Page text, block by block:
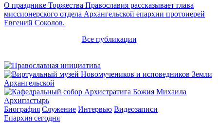
О празднике Торжества Православия рассказывает глава
миссионерского отдела Архангельской епархии протоиерей
Евгений Соколов.
Все публикации
Архипастырь
Биография Служение Интервью Видеозаписи
Епархия сегодня